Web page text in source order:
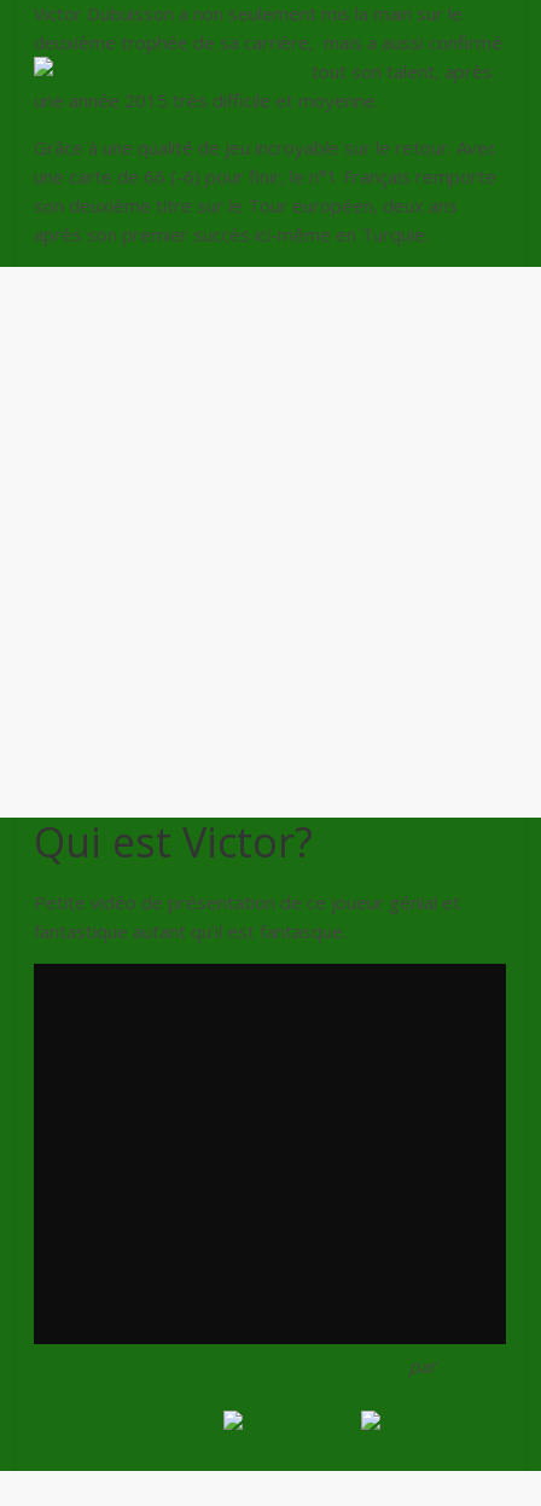
Victor Dubuisson a non seulement mis la main sur le
deuxième trophée de sa carrière, mais a aussi confirmé
tout son talent, après
une année 2015 très difficile et moyenne.
Grâce à une qualité de jeu incroyable sur le retour. Avec
une carte de 66 (-6) pour finir, le n°1 Français remporte
son deuxième titre sur le Tour européen, deux ans
après son premier succès ici-même en Turquie.
Qui est Victor?
Petite vidéo de présentation de ce joueur génial et
fantastique autant qu’il est fantasque.
par